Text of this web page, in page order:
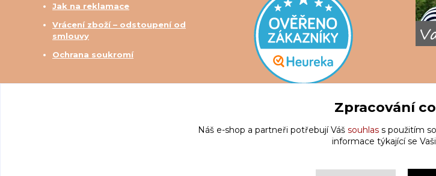
Jak na reklamace
Vrácení zboží – odstoupení od
smlouvy
Ochrana soukromí
Zpracování
Náš e-shop a partneři potřebují Váš souhlass použitím
informace týkající se